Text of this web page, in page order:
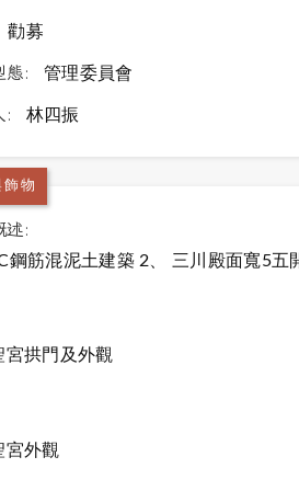
勸募
態: 管理委員會
: 林四振
物
述:
鋼筋混泥土建築 2、 三川殿面寬5五